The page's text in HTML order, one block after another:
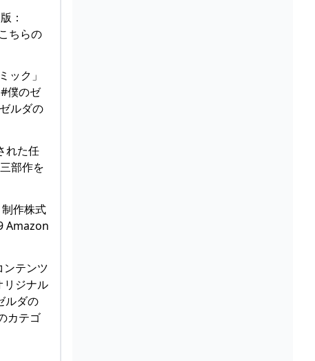
：
ちらの
ック」
僕のゼ
ルダの
れた任
部作を
作株式
Amazon
ンテンツ
リジナル
ルダの
カテゴ